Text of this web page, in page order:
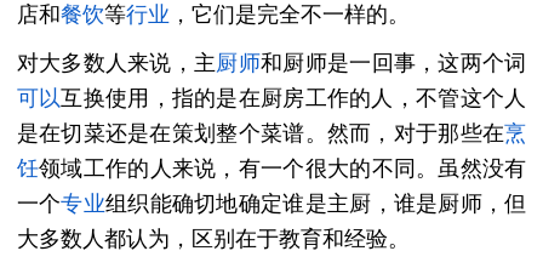
店和餐饮等行业 ，它们是完全不一样的。
对大多数人来说，主厨师和厨师是一回事，这两个词
可以互换使用，指的是在厨房工作的人，不管这个人
是在切菜还是在策划整个菜谱。然而，对于那些在烹
饪领域工作的人来说，有一个很大的不同。虽然没有
一个专业组织能确切地确定谁是主厨，谁是厨师，但
大多数人都认为，区别在于教育和经验。